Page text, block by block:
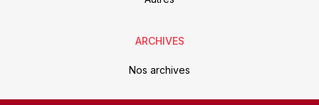
ARCHIVES
Nos archives